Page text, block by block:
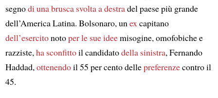
segnodi una brusca svolta a destradel paese più grande
dell’America Latina. Bolsonaro, unexcapitano
dell’esercitonotoper le sue ideemisogine, omofobiche e
razziste,ha sconfittoil candidatodella sinistra, Fernando
Haddad,ottenendoil 55 per cento dellepreferenzecontro il
45.